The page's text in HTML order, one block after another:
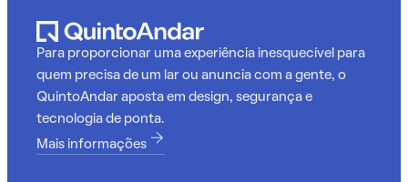
Para proporcionar uma experiência inesquecível para
quem precisa de um lar ou anuncia com a gente, o
QuintoAndar aposta em design, segurança e
tecnologia de ponta.
Mais informações